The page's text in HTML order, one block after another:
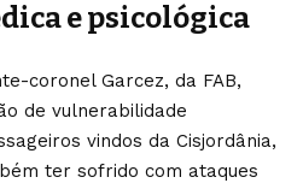
e psicológica
coronel Garcez, da FAB,
de vulnerabilidade
vindos da Cisjordânia,
ter sofrido com ataques